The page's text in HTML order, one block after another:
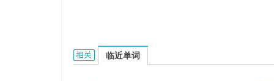
a naked flame的相关资料：
临近单词